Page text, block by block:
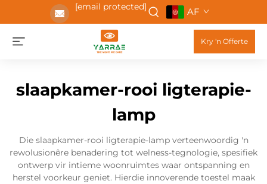
[email protected] AF
Kry 'n Offerte
slaapkamer-rooi ligterapie-
lamp
Die slaapkamer-rooi ligterapie-lamp verteenwoordig 'n
rewolusionêre benadering tot welness-tegnologie, spesifiek
ontwerp vir intieme woonruimtes waar ontspanning en
herstel voorkeur geniet. Hierdie innoverende toestel maak